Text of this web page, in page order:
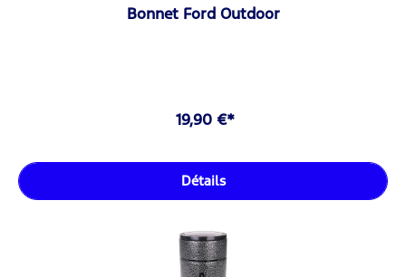
Bonnet Ford Outdoor
19,90 €*
Détails